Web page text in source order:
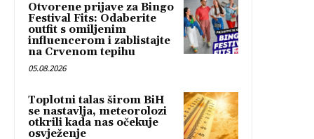
Otvorene prijave za Bingo
Festival Fits: Odaberite
outfit s omiljenim
influencerom i zablistajte
na Crvenom tepihu
05.08.2026
Toplotni talas širom BiH
se nastavlja, meteorolozi
otkrili kada nas očekuje
osvježenje